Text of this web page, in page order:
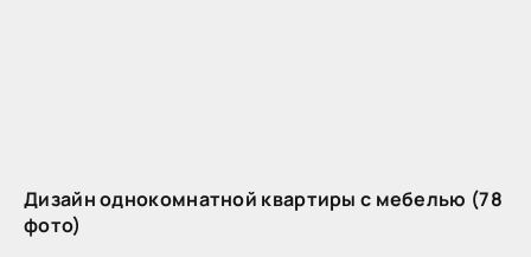
Дизайн однокомнатной квартиры с мебелью (78
фото)